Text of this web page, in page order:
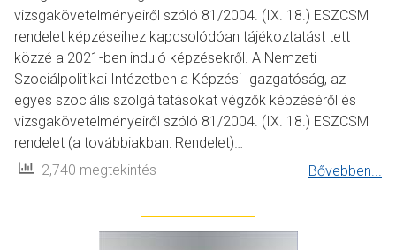
vizsgakövetelményeiről szóló 81/2004. (IX. 18.) ESZCSM
rendelet képzéseihez kapcsolódóan tájékoztatást tett
közzé a 2021-ben induló képzésekről. A Nemzeti
Szociálpolitikai Intézetben a Képzési Igazgatóság, az
egyes szociális szolgáltatásokat végzők képzéséről és
vizsgakövetelményeiről szóló 81/2004. (IX. 18.) ESZCSM
rendelet (a továbbiakban: Rendelet)…
2,740 megtekintés
Bővebben...